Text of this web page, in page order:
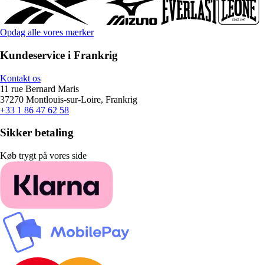
Opdag alle vores mærker
Kundeservice i Frankrig
Kontakt os
11 rue Bernard Maris
37270 Montlouis-sur-Loire, Frankrig
+33 1 86 47 62 58
Sikker betaling
Køb trygt på vores side